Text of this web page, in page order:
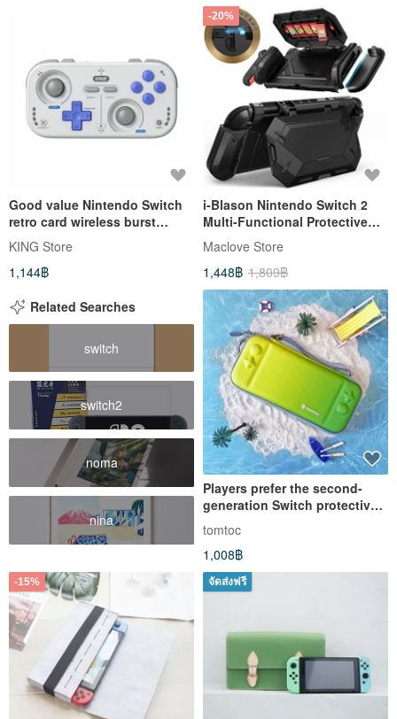
Good value Nintendo Switch
retro card wireless burst
controller (company goods)
supports multiple platforms
KING Store
1,144฿
-20%
i-Blason Nintendo Switch 2
Multi-Functional Protective
Case
Maclove Store
1,448฿ 1,809฿
Related Searches
switch
switch2
noma
nina
Players prefer the second-
generation Switch protective
summer limited edition lime
green
tomtoc
1,008฿
-15% จัดส่งฟรี